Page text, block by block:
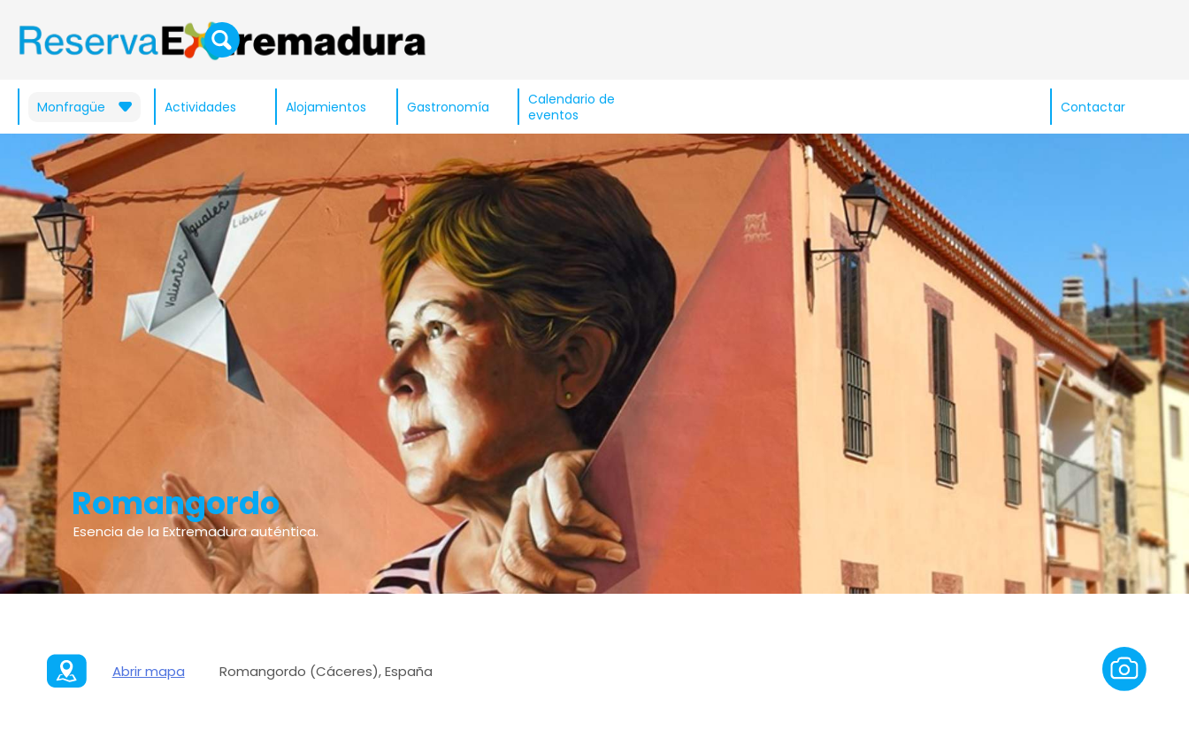
Monfragüe Actividades Alojamientos Gastronomía
Calendario de
eventos
Contactar
Romangordo
Esencia de la Extremadura auténtica.
Abrir mapa Romangordo (Cáceres), España